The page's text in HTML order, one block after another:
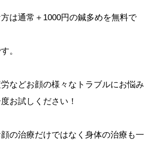
は通常＋1000円の鍼多めを無料で
。
などお顔の様々なトラブルにお悩み
お試しください！
の治療だけではなく身体の治療も一